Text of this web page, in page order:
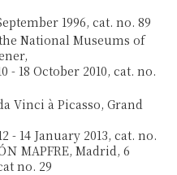
1996, cat. no. 89
National Museums of
- 18 October 2010, cat. no.
Vinci à Picasso, Grand
- 14 January 2013, cat. no.
MAPFRE, Madrid, 6
no. 29